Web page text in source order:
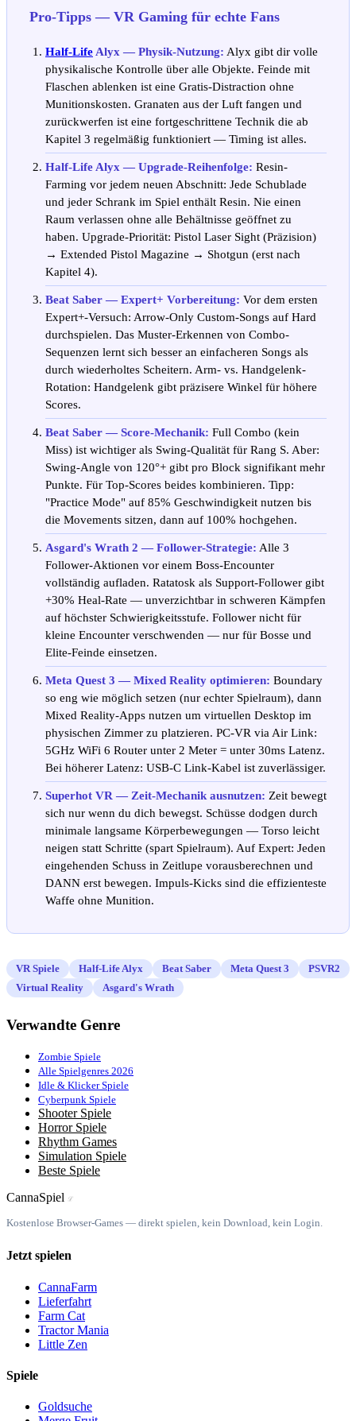
Pro-Tipps — VR Gaming für echte Fans
Half-LifeAlyx — Physik-Nutzung: Alyx gibt dir volle
physikalische Kontrolle über alle Objekte. Feinde mit
Flaschen ablenken ist eine Gratis-Distraction ohne
Munitionskosten. Granaten aus der Luft fangen und
zurückwerfen ist eine fortgeschrittene Technik die ab
Kapitel 3 regelmäßig funktioniert — Timing ist alles.
Half-Life Alyx — Upgrade-Reihenfolge: Resin-
Farming vor jedem neuen Abschnitt: Jede Schublade
und jeder Schrank im Spiel enthält Resin. Nie einen
Raum verlassen ohne alle Behältnisse geöffnet zu
haben. Upgrade-Priorität: Pistol Laser Sight (Präzision)
→ Extended Pistol Magazine → Shotgun (erst nach
Kapitel 4).
Beat Saber — Expert+ Vorbereitung: Vor dem ersten
Expert+-Versuch: Arrow-Only Custom-Songs auf Hard
durchspielen. Das Muster-Erkennen von Combo-
Sequenzen lernt sich besser an einfacheren Songs als
durch wiederholtes Scheitern. Arm- vs. Handgelenk-
Rotation: Handgelenk gibt präzisere Winkel für höhere
Scores.
Beat Saber — Score-Mechanik: Full Combo (kein
Miss) ist wichtiger als Swing-Qualität für Rang S. Aber:
Swing-Angle von 120°+ gibt pro Block signifikant mehr
Punkte. Für Top-Scores beides kombinieren. Tipp:
"Practice Mode" auf 85% Geschwindigkeit nutzen bis
die Movements sitzen, dann auf 100% hochgehen.
Asgard's Wrath 2 — Follower-Strategie: Alle 3
Follower-Aktionen vor einem Boss-Encounter
vollständig aufladen. Ratatosk als Support-Follower gibt
+30% Heal-Rate — unverzichtbar in schweren Kämpfen
auf höchster Schwierigkeitsstufe. Follower nicht für
kleine Encounter verschwenden — nur für Bosse und
Elite-Feinde einsetzen.
Meta Quest 3 — Mixed Reality optimieren: Boundary
so eng wie möglich setzen (nur echter Spielraum), dann
Mixed Reality-Apps nutzen um virtuellen Desktop im
physischen Zimmer zu platzieren. PC-VR via Air Link:
5GHz WiFi 6 Router unter 2 Meter = unter 30ms Latenz.
Bei höherer Latenz: USB-C Link-Kabel ist zuverlässiger.
Superhot VR — Zeit-Mechanik ausnutzen: Zeit bewegt
sich nur wenn du dich bewegst. Schüsse dodgen durch
minimale langsame Körperbewegungen — Torso leicht
neigen statt Schritte (spart Spielraum). Auf Expert: Jeden
eingehenden Schuss in Zeitlupe vorausberechnen und
DANN erst bewegen. Impuls-Kicks sind die effizienteste
Waffe ohne Munition.
VR Spiele Half-Life Alyx Beat Saber Meta Quest 3
PSVR2
Virtual Reality
Asgard's Wrath
Verwandte Genre
Zombie Spiele
Alle Spielgenres 2026
Idle & Klicker Spiele
Cyberpunk Spiele
Shooter Spiele
Horror Spiele
Rhythm Games
Simulation Spiele
Beste Spiele
CannaSpiel ℒ
Kostenlose Browser-Games — direkt spielen, kein Download, kein Login.
Jetzt spielen
CannaFarm
Lieferfahrt
Farm Cat
Tractor Mania
Little Zen
Spiele
Goldsuche